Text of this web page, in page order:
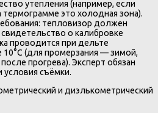
утепления (например, если
термограмме это холодная зона).
тепловизор должен
о калибровке
проводится при дельте
10°C (для промерзания — зимой,
прогрева). Эксперт обязан
условия съёмки.
и диэлькометрический